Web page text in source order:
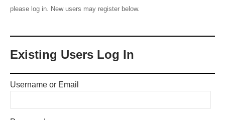
please log in. New users may register below.
Existing Users Log In
Username or Email